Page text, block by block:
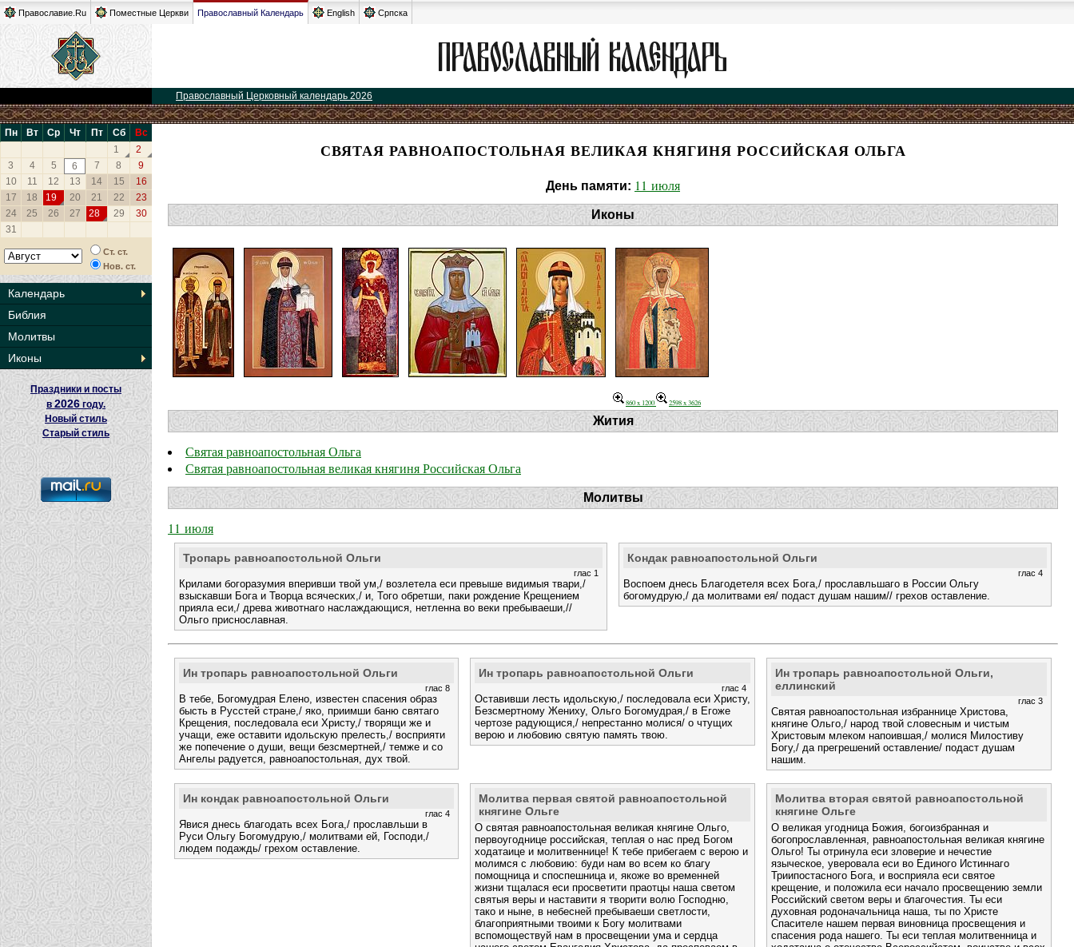
Православие.Ru Поместные Церкви Православный Календарь English Српска
Православный Церковный календарь 2026
Пн Вт Ср Чт Пт Сб
Вс
1
2
3
4 5 6 7 8
9
10
11 12 13 14 15
16
17
18 19 20 21 22
23
24
25 26 27 28 29
30
31
Ст. ст.
Нов. ст.
Календарь
Библия
Молитвы
Иконы
Праздники и посты
в2026 году.
Новый стиль
Старый стиль
СВЯТАЯ РАВНОАПОСТОЛЬНАЯ ВЕЛИКАЯ КНЯГИНЯ РОССИЙСКАЯ ОЛЬГА
День памяти: 11 июля
Иконы
860 x 1200 2598 x 3626
Жития
Святая равноапостольная Ольга
Святая равноапостольная великая княгиня Российская Ольга
Молитвы
11 июля
Тропарь равноапостольной Ольги
глас 1
Крилами богоразумия вперивши твой ум,/ возлетела еси превыше видимыя твари,/
взыскавши Бога и Творца всяческих,/ и, Того обретши, паки рождение Крещением
прияла еси,/ древа животнаго наслаждающися, нетленна во веки пребываеши,//
Ольго приснославная.
Кондак равноапостольной Ольги
глас 4
Воспоем днесь Благодетеля всех Бога,/ прославльшаго в России Ольгу
богомудрую,/ да молитвами ея/ подаст душам нашим// грехов оставление.
Ин тропарь равноапостольной Ольги
глас 8
В тебе, Богомудрая Елено, известен спасения образ
бысть в Русстей стране,/ яко, приимши баню святаго
Крещения, последовала еси Христу,/ творящи же и
учащи, еже оставити идольскую прелесть,/ восприяти
же попечение о души, вещи безсмертней,/ темже и со
Ангелы радуется, равноапостольная, дух твой.
Ин тропарь равноапостольной Ольги
глас 4
Оставивши лесть идольскую,/ последовала еси Христу,
Безсмертному Жениху, Ольго Богомудрая,/ в Егоже
чертозе радующися,/ непрестанно молися/ о чтущих
верою и любовию святую память твою.
Ин тропарь равноапостольной Ольги,
еллинский
глас 3
Святая равноапостольная избраннице Христова,
княгине Ольго,/ народ твой словесным и чистым
Христовым млеком напоившая,/ молися Милостиву
Богу,/ да прегрешений оставление/ подаст душам
нашим.
Ин кондак равноапостольной Ольги
глас 4
Явися днесь благодать всех Бога,/ прославльши в
Руси Ольгу Богомудрую,/ молитвами ей, Господи,/
людем подаждь/ грехом оставление.
Молитва первая святой равноапостольной
княгине Ольге
О святая равноапостольная великая княгине Ольго,
первоугоднице российская, теплая о нас пред Богом
ходатаице и молитвеннице! К тебе прибегаем с верою и
молимся с любовию: буди нам во всем ко благу
помощница и споспешница и, якоже во временней
жизни тщалася еси просветити праотцы наша светом
святыя веры и наставити я творити волю Господню,
тако и ныне, в небесней пребываеши светлости,
благоприятными твоими к Богу молитвами
вспомоществуй нам в просвещении ума и сердца
Молитва вторая святой равноапостольной
княгине Ольге
О великая угодница Божия, богоизбранная и
богопрославленная, равноапостольная великая княгине
Ольго! Ты отринула еси зловерие и нечестие
языческое, уверовала еси во Единого Истиннаго
Триипостасного Бога, и восприяла еси святое
крещение, и положила еси начало просвещению земли
Российский светом веры и благочестия. Ты еси
духовная родоначальница наша, ты по Христе
Спасителе нашем первая виновница просвещения и
спасения рода нашего. Ты еси теплая молитвенница и